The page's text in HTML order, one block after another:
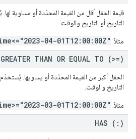
قيمة الحقل أقل من القيمة المحدّدة أو مساوية
التاريخ أو التاريخ والوقت.
مثلاً: 04-01T12:00:00Z"
GREATER THAN OR EQUAL TO (>=)
الحقل أكبر من القيمة المحدّدة أو يساويها. يُستخدَم
التاريخ والوقت.
مثلاً: 03-01T12:00:00Z"
HAS (:)